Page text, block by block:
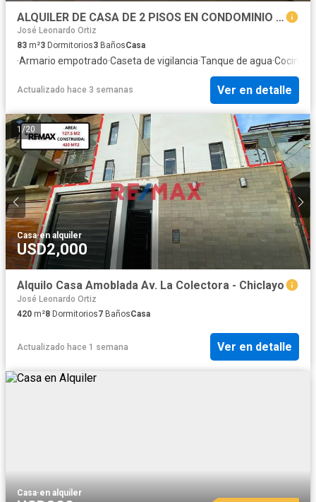
ALQUILER DE CASA DE 2 PISOS EN CONDOMINIO CLUB LOS SAUCES – CHICLAYO - PIMENTEL
José Leonardo Ortiz
83 m²3 Dormitorios3 BañosCasa
·Armario empotrado·Caseta de vigilancia·Tanque de agua·Cocina
Actualizado hace 3 semanas Ver en detalle
1 /20
Casa·en alquiler
USD2,000
Alquilo Casa Amoblada Av. La Colectora - Chiclayo
José Leonardo Ortiz
420 m²8 Dormitorios7 BañosCasa
Actualizado hace 1 semana Ver en detalle
Casa·en alquiler